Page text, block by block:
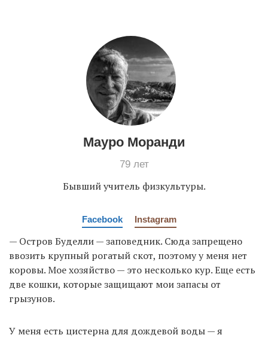
Мауро Моранди
79 лет
Бывший учитель физкультуры.
Facebook Instagram
— Остров Буделли — заповедник. Сюда запрещено
ввозить крупный рогатый скот, поэтому у меня нет
коровы. Мое хозяйство — это несколько кур. Еще есть
две кошки, которые защищают мои запасы от
грызунов.
У меня есть цистерна для дождевой воды — я